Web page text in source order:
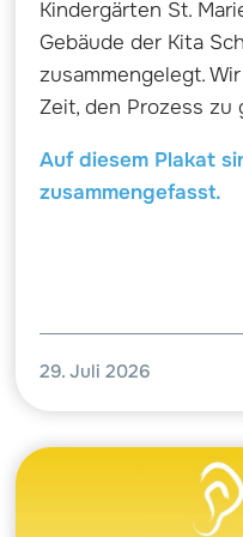
Kindergärten St.
Gebäude der Kita
zusammengelegt.
Zeit, den Prozess zu
Auf diesem Plakat
zusammengefasst.
29. Juli 2026